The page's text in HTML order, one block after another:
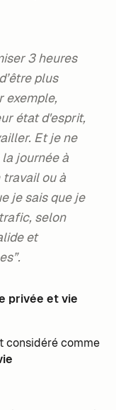
3 heures
plus
exemple,
état d'esprit,
Et je ne
journée à
ou à
je sais que je
selon
et
privée et vie
considéré comme